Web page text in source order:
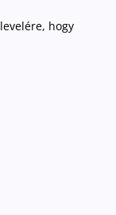
hogy